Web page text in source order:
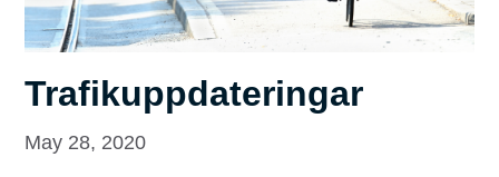
Trafikuppdateringar
May 28, 2020